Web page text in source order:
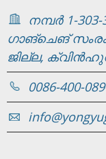
നമ്പർ 1-303-
ഗാങ്‌ചെങ്
ജില്ല,
0086-400-